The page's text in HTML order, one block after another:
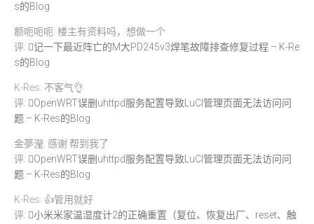
s的Blog
额呃呃呃: 楼主有资料吗，想做一个
评:
记一下最近阵亡的M大PD245v3焊笔故障排查修复过程 – K-Re
s的Blog
K-Res: 不客气👌
评:
OpenWRT误删uhttpd服务配置导致LuCI管理页面无法访问问
题 – K-Res的Blog
金夢瀅: 感谢 帮到我了
评:
OpenWRT误删uhttpd服务配置导致LuCI管理页面无法访问问
题 – K-Res的Blog
K-Res: 👍管用就好
评:
小米米家温湿度计2的正确重置（复位、恢复出厂、reset、触